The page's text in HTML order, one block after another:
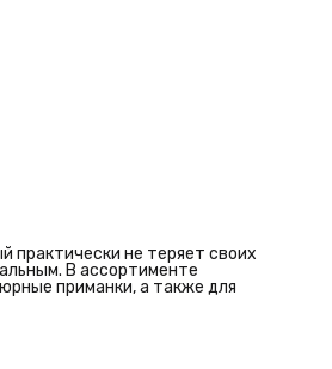
практически не теряет своих
В ассортименте
приманки, а также для